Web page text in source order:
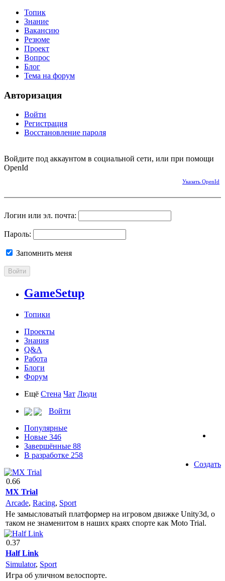
Топик
Знание
Вакансию
Резюме
Проект
Вопрос
Блог
Тема на форум
Авторизация
Войти
Регистрация
Восстановление пароля
Войдите под аккаунтом в социальной сети, или при помощи
OpenId
Указать OpenId
Логин или эл. почта:
Пароль:
Запомнить меня
Войти
GameSetup
Топики
Проекты
Знания
Q&A
Работа
Блоги
Форум
Ещё Стена Чат Люди
Войти
Популярные
Новые 346
Завершённые 88
В разработке 258
Создать
0.66
MX Trial
Arcade, Racing, Sport
Не замысловатый платформер на игровом движке Unity3d, о
таком не знаменитом в наших краях спорте как Moto Trial.
0.37
Half Link
Simulator, Sport
Игра об уличном велоспорте.